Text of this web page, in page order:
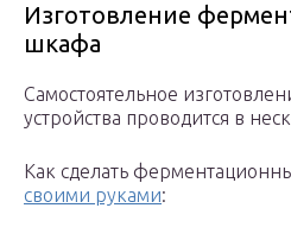
Изготовление
шкафа
Самостоятельное
устройства проводится в
Как сделать
своими руками: